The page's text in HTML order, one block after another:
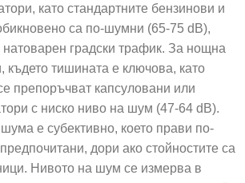
като стандартните бензинови и
са по-шумни (65-75 dB),
натоварен градски трафик. За нощна
където тишината е ключова, като
препоръчват капсуловани или
с ниско ниво на шум (47-64 dB).
е субективно, което прави по-
дори ако стойностите са
Нивото на шум се измерва в